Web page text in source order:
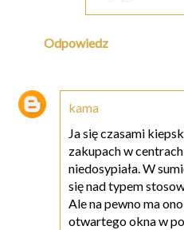
Odpowiedz
kama
Ja się czasami
zakupach w
niedosypiała. W
się nad typem
Ale na pewno ma
otwartego okna w